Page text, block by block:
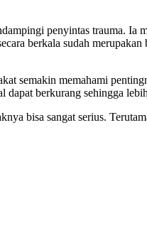
penyintas trauma. Ia
berkala sudah
semakin memahami
dapat berkurang sehingga
bisa sangat serius.